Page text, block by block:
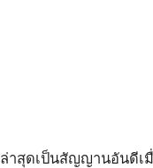
ล่าสุดเป็นสัญญานอันดีเ